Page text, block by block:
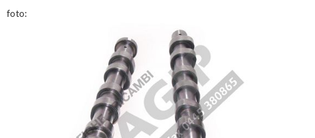
foto: